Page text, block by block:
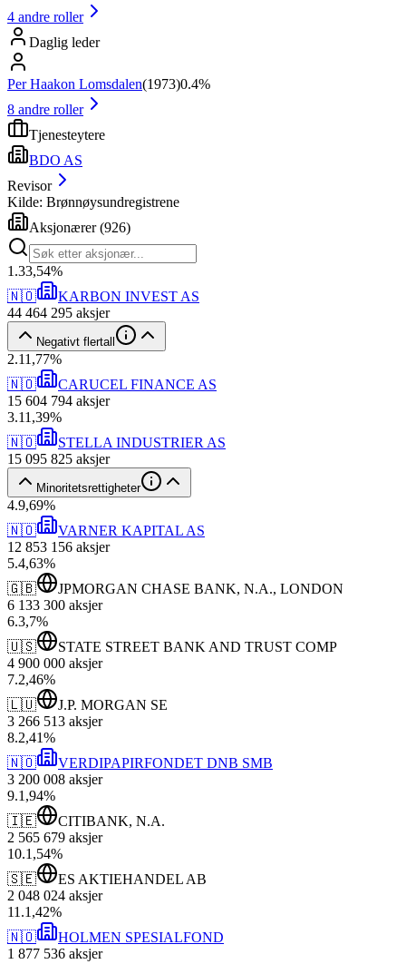
4 andre roller
Daglig leder
Per Haakon Lomsdalen(1973)0.4%
8 andre roller
Tjenesteytere
BDO AS
Revisor
Kilde: Brønnøysundregistrene
Aksjonærer(926)
1 .33,54%
🇳🇴
KARBON INVEST AS
44 464 295 aksjer
Negativt flertall
2.11,77%
🇳🇴
CARUCEL FINANCE AS
15 604 794 aksjer
3.11,39%
🇳🇴
STELLA INDUSTRIER AS
15 095 825 aksjer
Minoritetsrettigheter
4.9,69%
🇳🇴
VARNER KAPITAL AS
12 853 156 aksjer
5.4,63%
🇬🇧
JPMORGAN CHASE BANK, N.A., LONDON
6 133 300 aksjer
6.3,7%
🇺🇸
STATE STREET BANK AND TRUST COMP
4 900 000 aksjer
7.2,46%
🇱🇺
J.P. MORGAN SE
3 266 513 aksjer
8.2,41%
🇳🇴
VERDIPAPIRFONDET DNB SMB
3 200 008 aksjer
9.1,94%
🇮🇪
CITIBANK, N.A.
2 565 679 aksjer
10.1,54%
🇸🇪
ES AKTIEHANDEL AB
2 048 024 aksjer
11 .1,42%
🇳🇴
HOLMEN SPESIALFOND
1 877 536 aksjer